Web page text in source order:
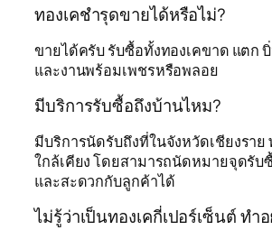
ทองเคชำรุดขายได้หรือไม่?
ขายได้ครับ รับซื้อทั้งทองเคขาด แตก
และงานพร้อมเพชรหรือพลอย
มีบริการรับซื้อถึงบ้านไหม?
มีบริการนัดรับถึงที่ในจังหวัดเชียงราย
ใกล้เคียง โดยสามารถนัดหมายจุดรั
และสะดวกกับลูกค้าได้
ไม่รู้ว่าเป็นทองเคกี่เปอร์เซ็นต์ ทำ